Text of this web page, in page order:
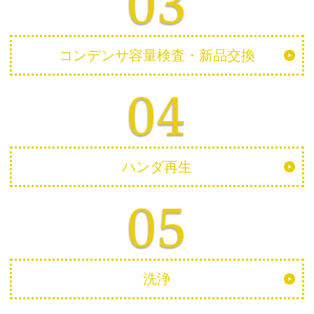
コンデンサ容量検査・新品交換
ハンダ再生
洗浄